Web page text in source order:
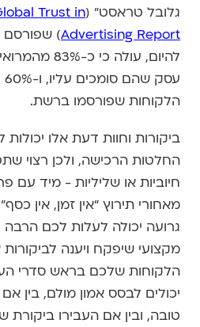
גלובל טראסט" (aTrust in
Advertising Report
להיום, עולה
הלקוחות שפורסמו ברשת.
ביקורות וחוות דעת אלו
החלטות הרכישה, ולכן רצוי
חיוביות או שליליות - מיד עם
מאחורי תירוץ "אין זמן, אין
גרועה יכולה לעלות לכם
מקצועי שיפקח ויענה
הלקוחות שלכם בראש סדרי
יכולים לבסס אמון מולם, בין
טובה, ובין אם העבירו ביקורת